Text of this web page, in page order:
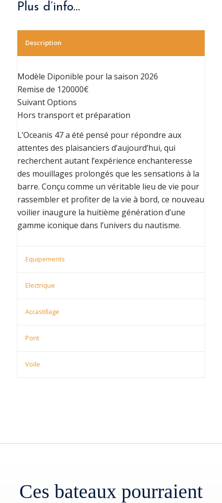
Plus d’info…
Description
Modèle Diponible pour la saison 2026
Remise de 120000€
Suivant Options
Hors transport et préparation
L’Oceanis 47 a été pensé pour répondre aux
attentes des plaisanciers d’aujourd’hui, qui
recherchent autant l’expérience enchanteresse
des mouillages prolongés que les sensations à la
barre. Conçu comme un véritable lieu de vie pour
rassembler et profiter de la vie à bord, ce nouveau
voilier inaugure la huitième génération d’une
gamme iconique dans l’univers du nautisme.
Equipements
Electrique
Accastillage
Pont
Voile
Ces bateaux pourraient